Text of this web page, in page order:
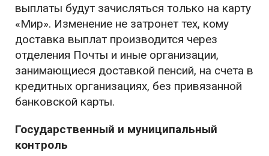
выплаты будут зачисляться только на карту
«Мир». Изменение не затронет тех, кому
доставка выплат производится через
отделения Почты и иные организации,
занимающиеся доставкой пенсий, на счета в
кредитных организациях, без привязанной
банковской карты.
Государственный и муниципальный
контроль